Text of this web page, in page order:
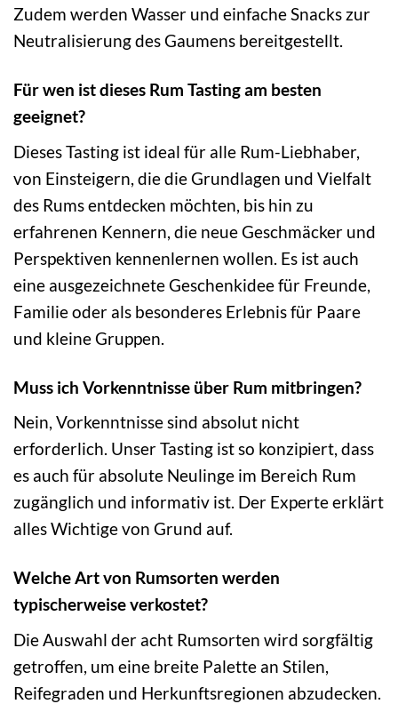
Zudem werden Wasser und einfache Snacks zur
Neutralisierung des Gaumens bereitgestellt.
Für wen ist dieses Rum Tasting am besten
geeignet?
Dieses Tasting ist ideal für alle Rum-Liebhaber,
von Einsteigern, die die Grundlagen und Vielfalt
des Rums entdecken möchten, bis hin zu
erfahrenen Kennern, die neue Geschmäcker und
Perspektiven kennenlernen wollen. Es ist auch
eine ausgezeichnete Geschenkidee für Freunde,
Familie oder als besonderes Erlebnis für Paare
und kleine Gruppen.
Muss ich Vorkenntnisse über Rum mitbringen?
Nein, Vorkenntnisse sind absolut nicht
erforderlich. Unser Tasting ist so konzipiert, dass
es auch für absolute Neulinge im Bereich Rum
zugänglich und informativ ist. Der Experte erklärt
alles Wichtige von Grund auf.
Welche Art von Rumsorten werden
typischerweise verkostet?
Die Auswahl der acht Rumsorten wird sorgfältig
getroffen, um eine breite Palette an Stilen,
Reifegraden und Herkunftsregionen abzudecken.